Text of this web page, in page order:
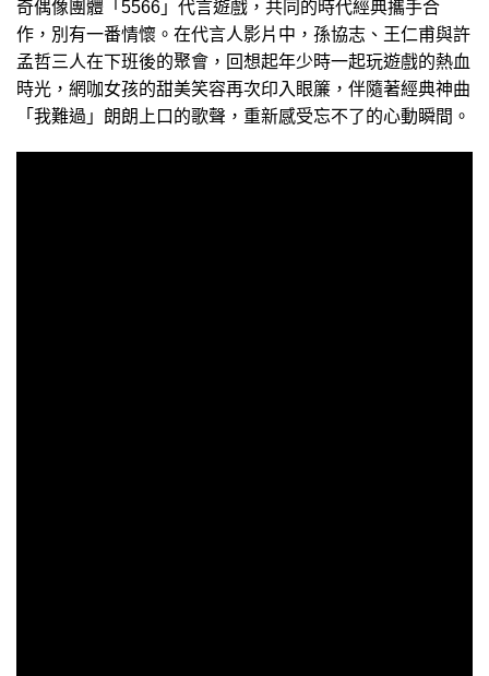
奇偶像團體「5566」代言遊戲，共同的時代經典攜手合
作，別有一番情懷。在代言人影片中，孫協志、王仁甫與許
孟哲三人在下班後的聚會，回想起年少時一起玩遊戲的熱血
時光，網咖女孩的甜美笑容再次印入眼簾，伴隨著經典神曲
「我難過」朗朗上口的歌聲，重新感受忘不了的心動瞬間。